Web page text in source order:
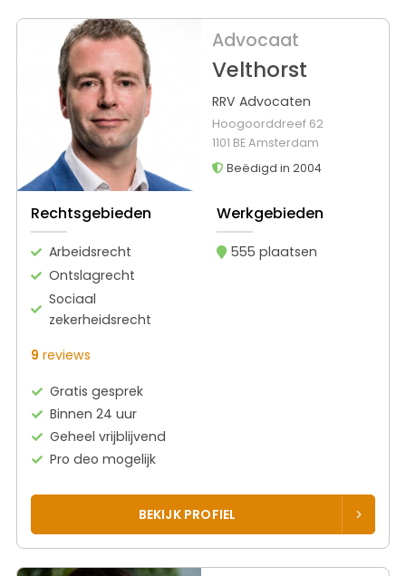
Advocaat
Velthorst
RRV Advocaten
Hoogoorddreef 62
1101 BE Amsterdam
Beëdigd in 2004
Rechtsgebieden
Arbeidsrecht
Ontslagrecht
Sociaal
zekerheidsrecht
Werkgebieden
555 plaatsen
9 reviews
Gratis gesprek
Binnen 24 uur
Geheel vrijblijvend
Pro deo mogelijk
BEKIJK PROFIEL